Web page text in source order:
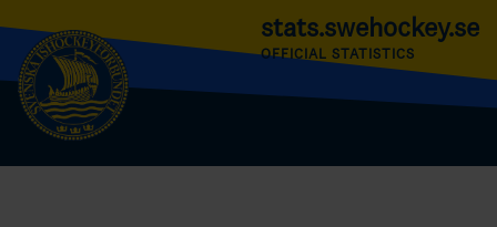
stats.swehockey.se
OFFICIAL STATISTICS